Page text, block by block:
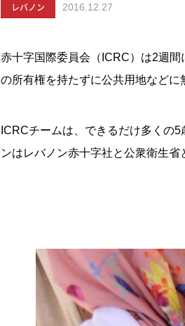
レバノン 2016.12.27
赤十字国際委員会（ICRC）は2週
の所有権を持たずに公共用地などに
ICRCチームは、できるだけ多くの
ンはレバノン赤十字社と公衆衛生省